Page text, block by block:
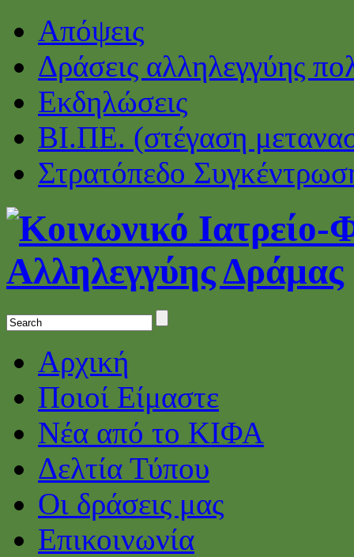
Απόψεις
Δράσεις αλληλεγγύης
Εκδηλώσεις
ΒΙ.ΠΕ. (στέγαση
Στρατόπεδο
Αρχική
Ποιοί Είμαστε
Νέα από το ΚΙΦΑ
Δελτία Τύπου
Οι δράσεις μας
Επικοινωνία